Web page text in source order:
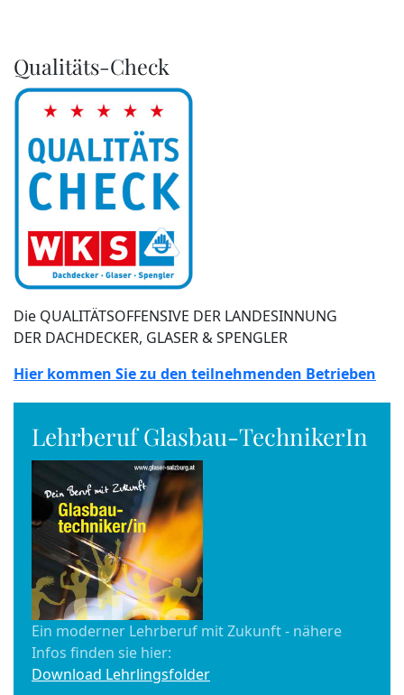
Qualitäts-Check
Die QUALITÄTSOFFENSIVE DER LANDESINNUNG
DER DACHDECKER, GLASER & SPENGLER
Hier kommen Sie zu den teilnehmenden Betrieben
Lehrberuf Glasbau-TechnikerIn
Ein moderner Lehrberuf mit Zukunft - nähere
Infos finden sie hier:
Download Lehrlingsfolder